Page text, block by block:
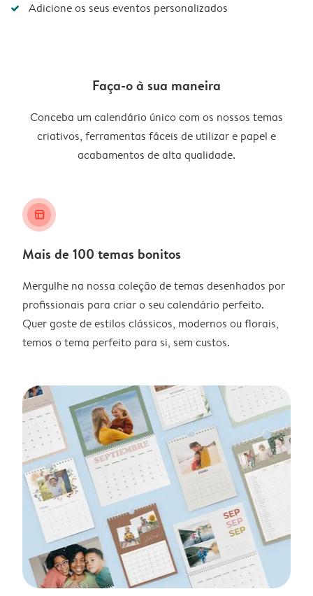
Adicione os seus eventos personalizados
Faça-o à sua maneira
Conceba um calendário único com os nossos temas
criativos, ferramentas fáceis de utilizar e papel e
acabamentos de alta qualidade.
layout_alt
Mais de 100 temas bonitos
Mergulhe na nossa coleção de temas desenhados por
profissionais para criar o seu calendário perfeito.
Quer goste de estilos clássicos, modernos ou florais,
temos o tema perfeito para si, sem custos.